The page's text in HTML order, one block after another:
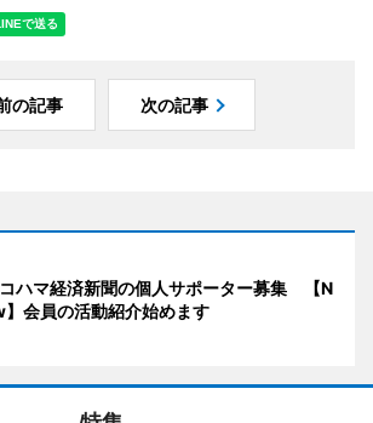
の記事 次の記事
ハマ経済新聞の個人サポーター募集 【N
】会員の活動紹介始めます